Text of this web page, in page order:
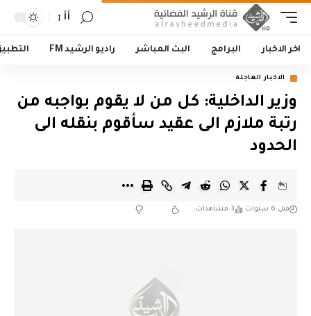
أأ
اخر الاخبار البرامج البث المباشر راديو الرشيد FM
الاخبار العاجلة
وزير الداخلية: كل من لا يقوم بواجبه من
رتبة ملازم الى عقيد سأقوم بنقله الى
الحدود
قبل 6 سنوات 3 مشاهدات